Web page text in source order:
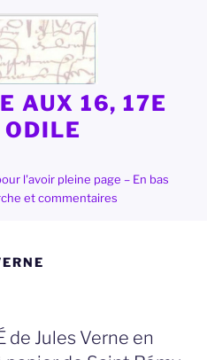
AUX 16, 17E
l'avoir pleine page – En bas
et commentaires
de Jules Verne en